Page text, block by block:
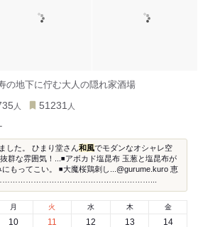
の地下に佇む大人の隠れ家酒場
人 51231 人
-
した。 ひまり堂さん和風でモダンなオシャレ空
群な雰囲気！...◾️アボカド塩昆布 玉葱と塩昆布が
もってこい。 ◾️大魔桜鶏刺し...@gurume.kuro 恵
月
10
火
11
水
12
木
13
金
14